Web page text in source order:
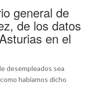
general de
de los datos
en el
desempleados sea
habíamos dicho